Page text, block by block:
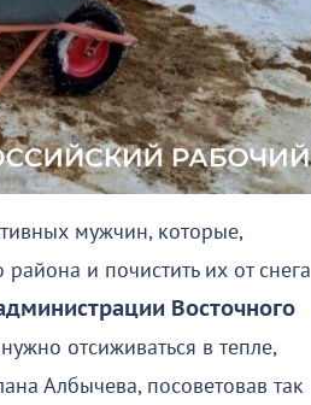
мужчин, которые,
и почистить их от снега
Восточного
отсиживаться в тепле,
Албычева, посоветовав так